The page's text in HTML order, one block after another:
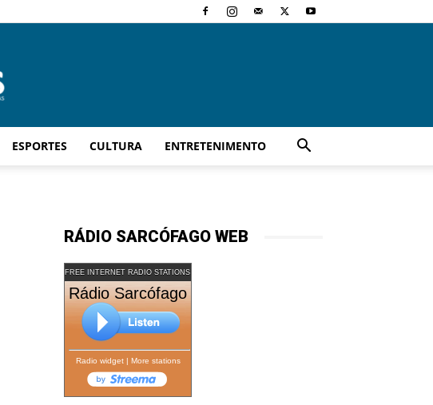
ESPORTES CULTURA ENTRETENIMENTO
RÁDIO SARCÓFAGO WEB
FREE INTERNET RADIO STATIONS
Rádio Sarcófago
Radio widget| More stations